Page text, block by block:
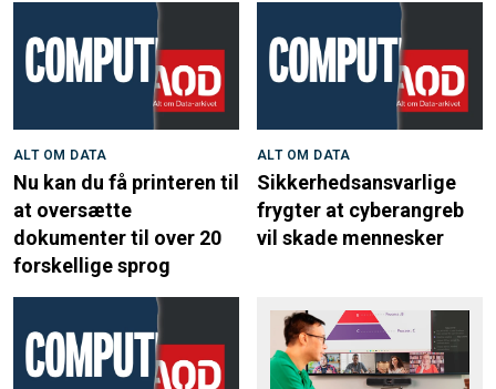
ALT OM DATA
Nu kan du få printeren til
at oversætte
dokumenter til over 20
forskellige sprog
ALT OM DATA
Sikkerhedsansvarlige
frygter at cyberangreb
vil skade mennesker